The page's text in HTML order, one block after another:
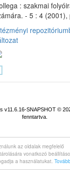
az oldalak megfelelő
vonatkozó
a használatukat.
: szakmai
- 5 : 4 (2001),
v11.6.16-SNAPSHOT©
fenntartva.